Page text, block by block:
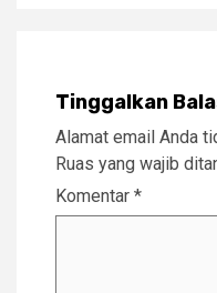
Tinggalkan
Alamat email Anda
Ruas yang wajib
Komentar *